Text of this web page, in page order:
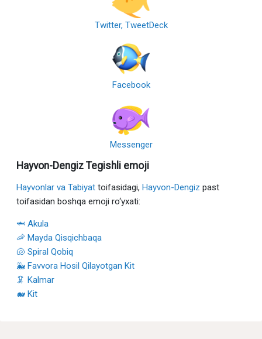
Twitter, TweetDeck
Facebook
Messenger
Hayvon-Dengiz Tegishli emoji
Hayvonlar va Tabiyat toifasidagi, Hayvon-Dengiz past
toifasidan boshqa emoji ro‘yxati:
🦈 Akula
🦐 Mayda Qisqichbaqa
🐚 Spiral Qobiq
🐳 Favvora Hosil Qilayotgan Kit
🦑 Kalmar
🐋 Kit